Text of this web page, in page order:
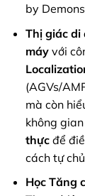
by
Thị giác di
máyvới
(AGVs/
mà còn
không
thựcđể
cách tự
Học Tăng